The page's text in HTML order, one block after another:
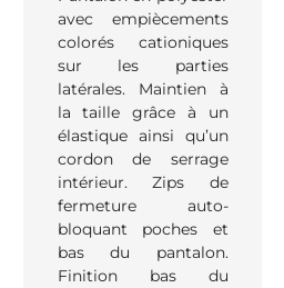
avec empiècements
colorés cationiques
sur les parties
latérales. Maintien à
la taille grâce à un
élastique ainsi qu’un
cordon de serrage
intérieur. Zips de
fermeture auto-
bloquant poches et
bas du pantalon.
Finition bas du